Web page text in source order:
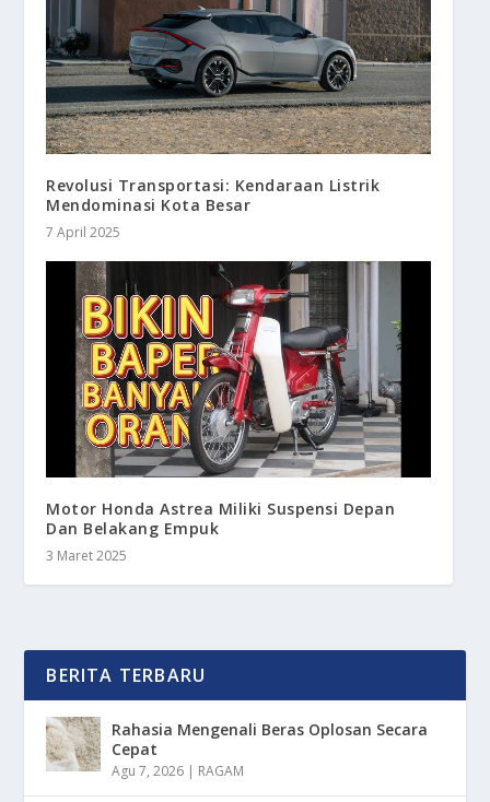
Revolusi Transportasi: Kendaraan Listrik
Mendominasi Kota Besar
7 April 2025
Motor Honda Astrea Miliki Suspensi Depan
Dan Belakang Empuk
3 Maret 2025
BERITA TERBARU
Rahasia Mengenali Beras Oplosan Secara
Cepat
Agu 7, 2026 | RAGAM